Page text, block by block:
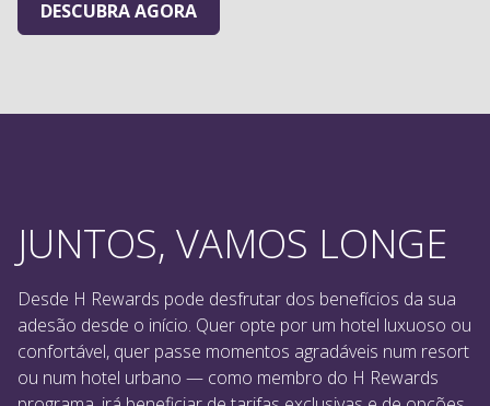
adesão desde o início. Quer opte por um hotel luxuoso ou
confortável, quer passe momentos agradáveis num resort
ou num hotel urbano — como membro do H Rewards
programa, irá beneficiar de tarifas exclusivas e de opções
de resgate atrativas.
Inscreva-se no H Rewards: